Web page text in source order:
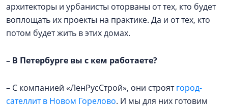
архитекторы и урбанисты оторваны от тех, кто будет
воплощать их проекты на практике. Да и от тех, кто
потом будет жить в этих домах.
– В Петербурге вы с кем работаете?
– С компанией «ЛенРусСтрой», они строятгород-
сателлит в Новом Горелово. И мы для них готовим